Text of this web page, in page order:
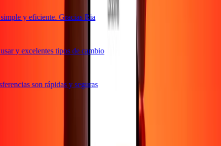
y eficiente. Gracias Ria
y excelentes tipos de cambio
son rápidas y seguras